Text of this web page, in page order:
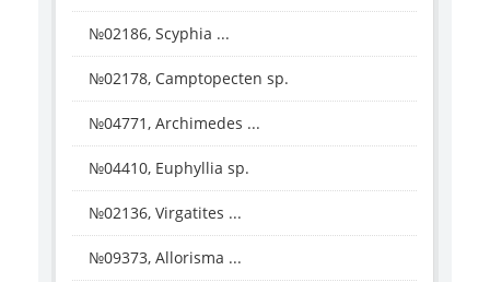
№02186, Scyphia ...
№02178, Camptopecten sp.
№04771, Archimedes ...
№04410, Euphyllia sp.
№02136, Virgatites ...
№09373, Allorisma ...